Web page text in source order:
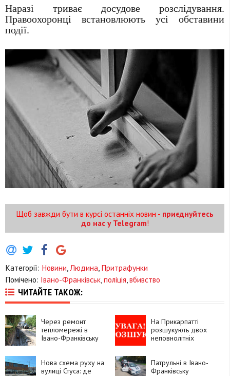
Наразі триває досудове розслідування.
Правоохоронці встановлюють усі обставини
події.
Щоб завжди бути в курсі останніх новин - приєднуйтесь
до нас у Telegram!
Категорії: Новини,Людина, Притрафунки
Помічено: Івано-Франківськ,поліція,вбивство
ЧИТАЙТЕ ТАКОЖ:
Через ремонт
тепломережі в
Івано-Франківську
На Прикарпатті
розшукують двох
неповнолітніх
Нова схема руху на
вулиці Стуса: де
Патрульні в Івано-
Франківську